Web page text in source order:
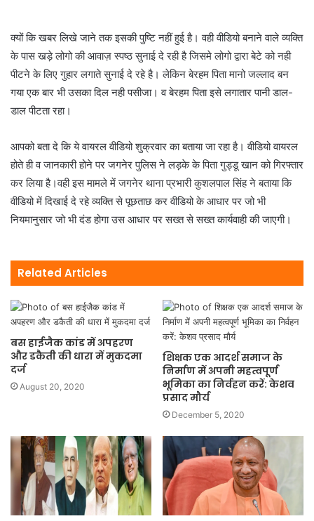
क्यों कि खबर लिखे जाने तक इसकी पुष्टि नहीं हुई है। वही वीडियो बनाने वाले व्यक्ति
के पास खड़े लोगो की आवाज़ स्पष्ठ सुनाई दे रही है जिसमे लोगो द्वारा बेटे को नही
पीटने के लिए गुहार लगाते सुनाई दे रहे है। लेकिन बेरहम पिता मानो जल्लाद बन
गया एक बार भी उसका दिल नही पसीजा। व बेरहम पिता इसे लगातार पानी डाल-
डाल पीटता रहा।
आपको बता दे कि ये वायरल वीडियो शुक्रवार का बताया जा रहा है। वीडियो वायरल
होते ही व जानकारी होने पर जगनेर पुलिस ने लड़के के पिता गुड्डू खान को गिरफ्तार
कर लिया है।वही इस मामले में जगनेर थाना प्रभारी कुशलपाल सिंह ने बताया कि
वीडियो में दिखाई दे रहे व्यक्ति से पूछताछ कर वीडियो के आधार पर जो भी
नियमानुसार जो भी दंड होगा उस आधार पर सख्त से सख्त कार्यवाही की जाएगी।
Related Articles
बस हाईजैक कांड में अपहरण
और डकैती की धारा में मुकदमा
दर्ज
August 20, 2020
शिक्षक एक आदर्श समाज के
निर्माण में अपनी महत्वपूर्ण
भूमिका का निर्वहन करें: केशव
प्रसाद मौर्य
December 5, 2020